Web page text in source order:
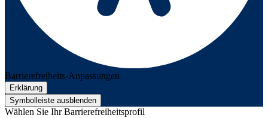
Barrierefreiheits-Anpassungen
Erklärung
Symbolleiste ausblenden
Wählen Sie Ihr Barrierefreiheitsprofil